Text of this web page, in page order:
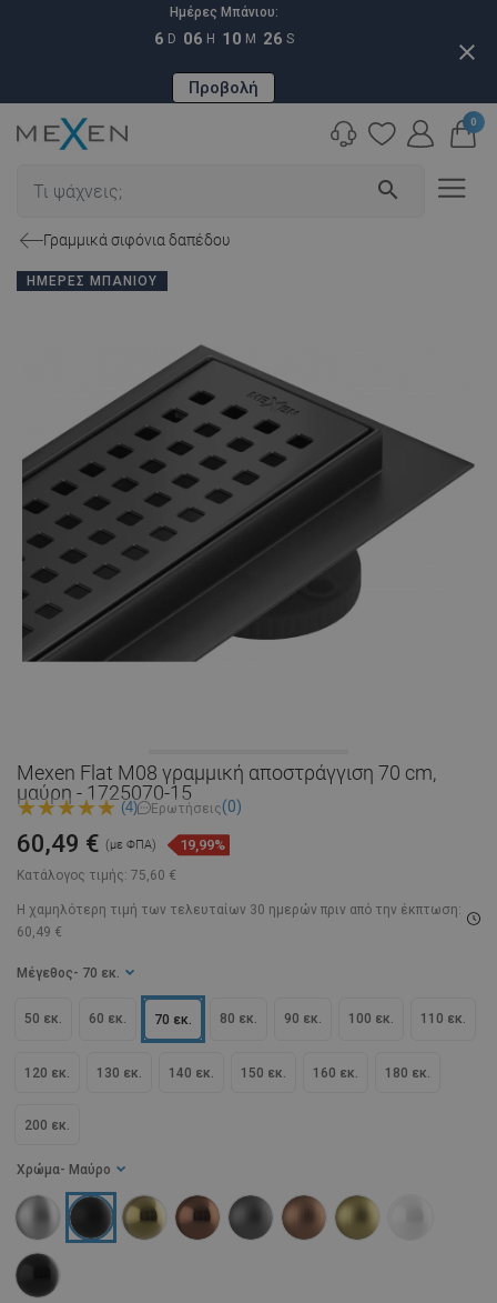
Ημέρες Μπάνιου:
6 D 06 H 10 M 25 S
Προβολή
close
search
0
Γραμμικά σιφόνια δαπέδου
ΗΜΈΡΕΣ ΜΠΆΝΙΟΥ
Mexen Flat M08 γραμμική αποστράγγιση 70 cm,
μαύρη - 1725070-15
(4) Ερωτήσεις(0)
Κατάλογος τιμής: 75,60 €
60,49 € (με ΦΠΑ) 19,99%
Η χαμηλότερη τιμή των τελευταίων 30 ημερών πριν από την έκπτωση:
60,49 €
Μέγεθος - 70 εκ.
50 εκ. 60 εκ. 70 εκ. 80 εκ. 90 εκ. 100 εκ. 110 εκ.
120 εκ. 130 εκ. 140 εκ. 150 εκ. 160 εκ. 180 εκ.
200 εκ.
Χρώμα - Μαύρο